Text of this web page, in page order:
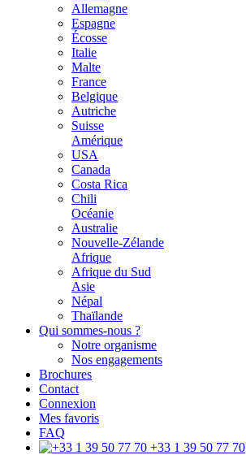
Allemagne
Espagne
Écosse
Italie
Malte
France
Belgique
Autriche
Suisse
Amérique
USA
Canada
Costa Rica
Chili
Océanie
Australie
Nouvelle-Zélande
Afrique
Afrique du Sud
Asie
Népal
Thaïlande
Qui sommes-nous ?
Notre organisme
Nos engagements
Brochures
Contact
Connexion
Mes favoris
FAQ
+33 1 39 50 77 70